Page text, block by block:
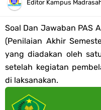
Bank Soal PAT
Pendaftaran Akun
Panduan GOOGLE
Bank Soal ASAT/PAT Kelas 5
Editor Kampus
Soal Dan Jawaban PAS
(Penilaian Akhir
yang diadakan oleh
setelah kegiatan
di laksanakan.